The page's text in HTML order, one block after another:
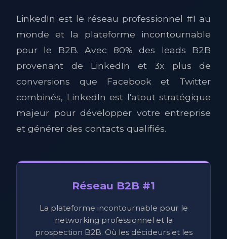
LinkedIn est le réseau professionnel #1 au
monde et la plateforme incontournable
pour le B2B. Avec 80% des leads B2B
provenant de LinkedIn et 3x plus de
conversions que Facebook et Twitter
combinés, LinkedIn est l'atout stratégique
majeur pour développer votre entreprise
et générer des contacts qualifiés.
Réseau B2B #1
La plateforme incontournable pour le
networking professionnel et la
prospection B2B. Où les décideurs et les